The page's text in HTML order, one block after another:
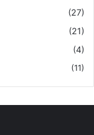
(27)
(21)
(4)
(11)